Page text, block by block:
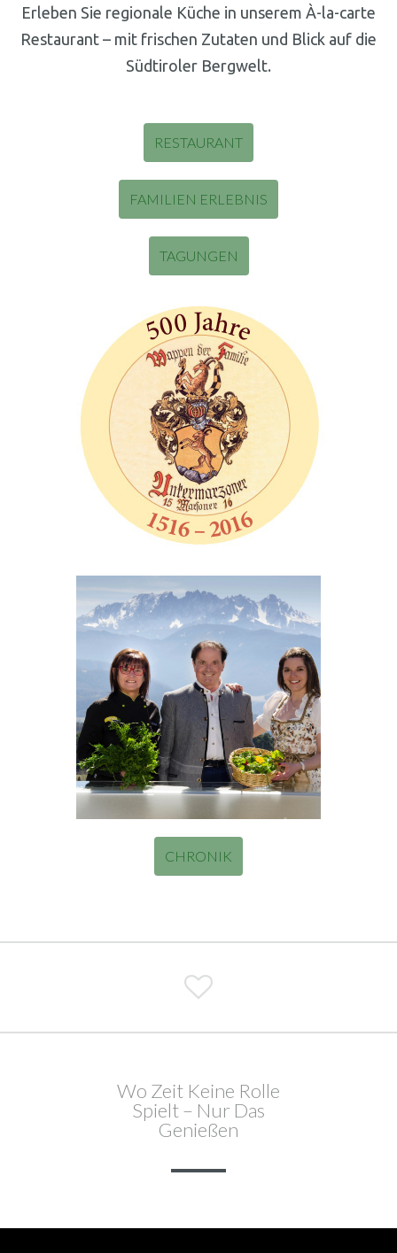
Erleben Sie regionale Küche in unserem À-la-carte
Restaurant – mit frischen Zutaten und Blick auf die
Südtiroler Bergwelt.
RESTAURANT
FAMILIEN ERLEBNIS
TAGUNGEN
CHRONIK

Wo Zeit Keine Rolle
Spielt – Nur Das
Genießen